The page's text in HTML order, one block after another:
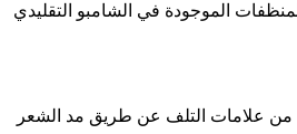
الموجودة في الشامبو التقليدي
من علامات التلف عن طريق مد الشعر